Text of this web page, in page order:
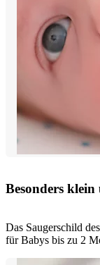
Besonders
Das Saugerschild
für Babys bis zu 2